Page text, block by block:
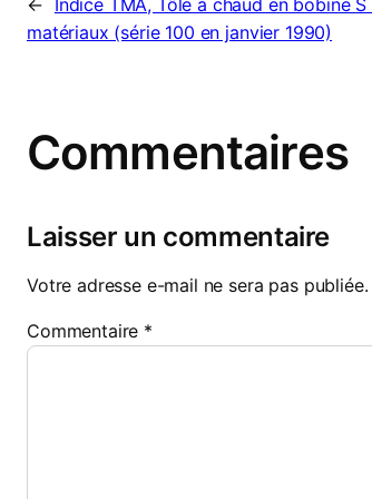
←
Indice TMA, Tôle à chaud en bobine
matériaux (série 100 en janvier 1990)
Commentaires
Laisser un commentaire
Votre adresse e-mail ne sera pas publiée.
Commentaire *